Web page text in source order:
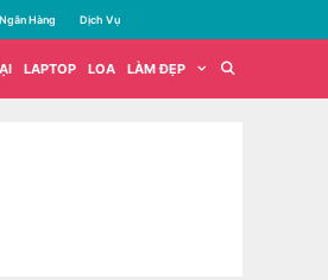
Ngân Hàng Dịch Vụ
LAPTOP LOA LÀM ĐẸP